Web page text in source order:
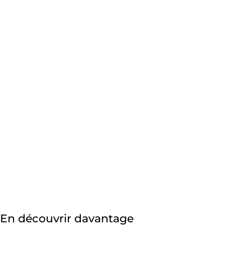
En découvrir davantage